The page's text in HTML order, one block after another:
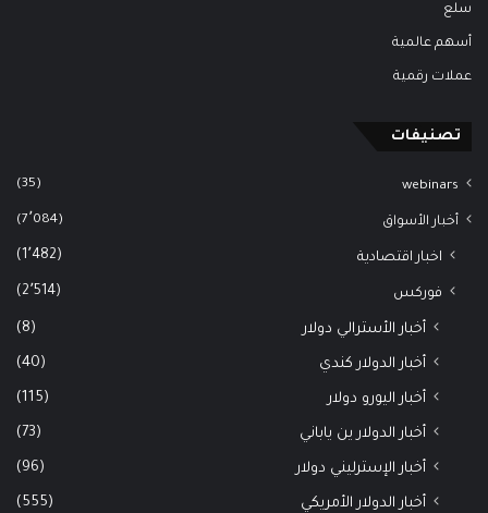
سلع
أسهم عالمية
عملات رقمية
تصنيفات
webinars
(35)
أخبار الأسواق (7٬084)
اخبار اقتصادية (1٬482)
فوركس (2٬514)
أخبار الأسترالي دولار (8)
أخبار الدولار كندي (40)
أخبار اليورو دولار (115)
أخبار الدولار ين ياباني (73)
أخبار الإسترليني دولار (96)
أخبار الدولار الأمريكي (555)